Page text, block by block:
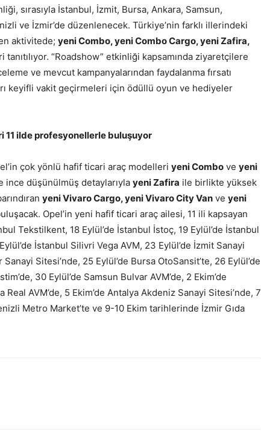
sırasıyla İstanbul, İzmit, Bursa, Ankara, Samsun,
ve İzmir’de düzenlenecek. Türkiye’nin farklı illerindeki
aktivitede; yeni Combo, yeni Combo Cargo, yeni Zafira,
tanıtılıyor. “Roadshow” etkinliği kapsamında ziyaretçilere
ve mevcut kampanyalarından faydalanma fırsatı
keyifli vakit geçirmeleri için ödüllü oyun ve hediyeler
11 ilde profesyonellerle buluşuyor
çok yönlü hafif ticari araç modelleri yeni Combo ve yeni
ince düşünülmüş detaylarıyla yeni Zafira ile birlikte yüksek
yeni Vivaro Cargo, yeni Vivaro City Van ve yeni
Opel’in yeni hafif ticari araç ailesi, 11 ili kapsayan
Tekstilkent, 18 Eylül’de İstanbul İstoç, 19 Eylül’de İstanbul
İstanbul Silivri Vega AVM, 23 Eylül’de İzmit Sanayi
Sitesi’nde, 25 Eylül’de Bursa OtoSansit’te, 26 Eylül’de
30 Eylül’de Samsun Bulvar AVM’de, 2 Ekim’de
Real AVM’de, 5 Ekim’de Antalya Akdeniz Sanayi Sitesi’nde, 7
Metro Market’te ve 9-10 Ekim tarihlerinde İzmir Gıda